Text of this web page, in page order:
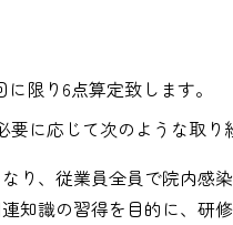
限り6点算定致します。
に応じて次のような取り
り、従業員全員で院内感染
知識の習得を目的に、研修